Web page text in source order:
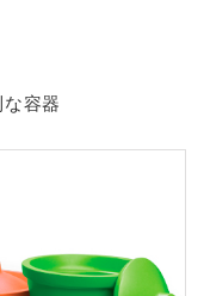
容器